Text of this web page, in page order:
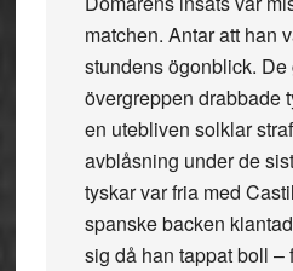
matchen. Antar att han
stundens ögonblick. De
övergreppen drabbade
en utebliven solklar
avblåsning under de
tyskar var fria med
spanske backen
sig då han tappat boll –